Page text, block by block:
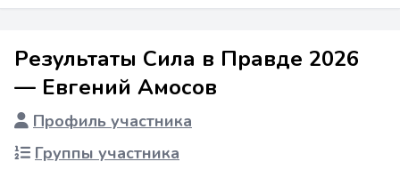
Результаты Сила в Правде 2026
— Евгений Амосов
Профиль участника
Группы участника